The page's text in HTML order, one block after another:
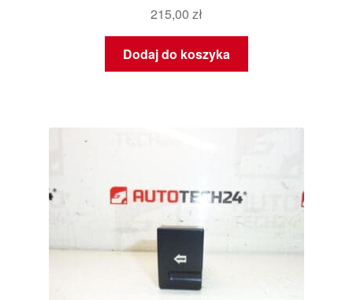
215,00 zł
Dodaj do koszyka